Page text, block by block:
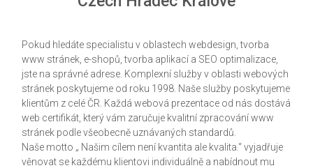
Pokud hledáte specialistu v oblastech webdesign, tvorba
www stránek, e-shopů, tvorba aplikací a SEO optimalizace,
jste na správné adrese. Komplexní služby v oblasti webových
stránek poskytujeme od roku 1998. Naše služby poskytujeme
klientům z celé ČR. Každá webová prezentace od nás dostává
web certifikát, který vám zaručuje kvalitní zpracování www
stránek podle všeobecně uznávaných standardů.
Naše motto „ Našim cílem není kvantita ale kvalita.“ vyjadřuje
věnovat se každému klientovi individuálně a nabídnout mu